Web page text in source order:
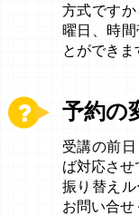
方式です
曜日、時
とができま
予約の
受講の前
ば対応させ
振り替え
お問い合せ